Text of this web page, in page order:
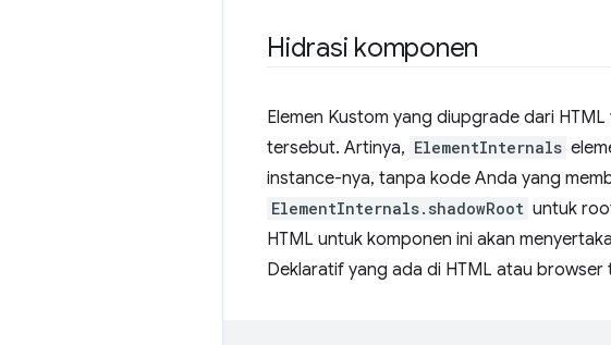
Hidrasi komponen
Elemen Kustom yang diupgrade dari
tersebut. Artinya, ElementInternals
instance-nya, tanpa kode Anda yang
ElementInternals.shadowRoot untuk
HTML untuk komponen ini akan
Deklaratif yang ada di HTML atau